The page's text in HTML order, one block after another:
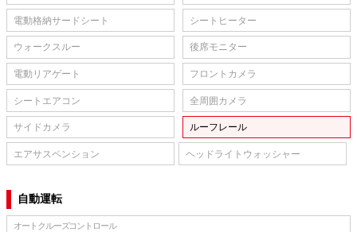
電動格納サードシート シートヒーター
ウォークスルー 後席モニター
電動リアゲート フロントカメラ
シートエアコン 全周囲カメラ
サイドカメラ ルーフレール
エアサスペンション ヘッドライトウォッシャー
自動運転
オートクルーズコントロール